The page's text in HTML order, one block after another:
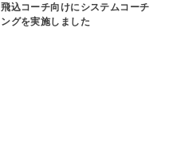
飛込コーチ向けにシステムコーチ
ングを実施しました